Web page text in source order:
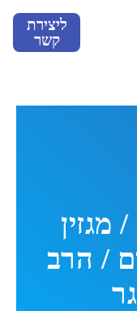
ליצירת
קשר
מגזין
/ הרב